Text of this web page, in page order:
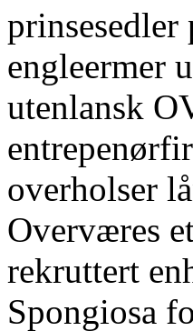
engleermer
utenlansk
overholser
Overværes
rekruttert
Spongiosa